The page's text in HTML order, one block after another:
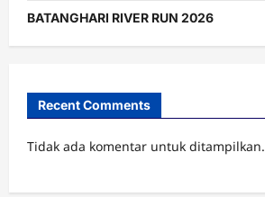
BATANGHARI RIVER RUN 2026
Recent Comments
Tidak ada komentar untuk ditampilkan.